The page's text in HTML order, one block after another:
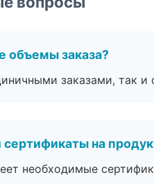
объемы заказа?
заказами, так
сертификаты на
необходимые